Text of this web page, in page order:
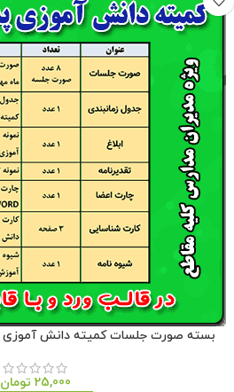
بسته صورت جلسات کمیته دانش آموزی پدافند
25,000 تومان